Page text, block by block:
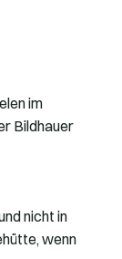
im
Bildhauer
nicht in
wenn